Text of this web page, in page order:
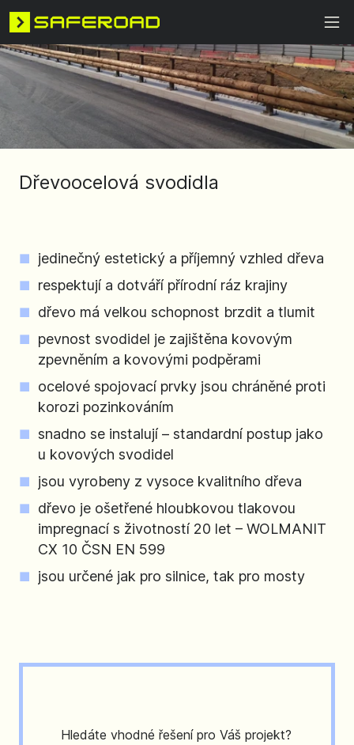
Dřevoocelová svodidla
jedinečný estetický a příjemný vzhled dřeva
respektují a dotváří přírodní ráz krajiny
dřevo má velkou schopnost brzdit a tlumit
pevnost svodidel je zajištěna kovovým
zpevněním a kovovými podpěrami
ocelové spojovací prvky jsou chráněné proti
korozi pozinkováním
snadno se instalují – standardní postup jako
u kovových svodidel
jsou vyrobeny z vysoce kvalitního dřeva
dřevo je ošetřené hloubkovou tlakovou
impregnací s životností 20 let – WOLMANIT
CX 10 ČSN EN 599
jsou určené jak pro silnice, tak pro mosty
Hledáte vhodné řešení pro Váš projekt?